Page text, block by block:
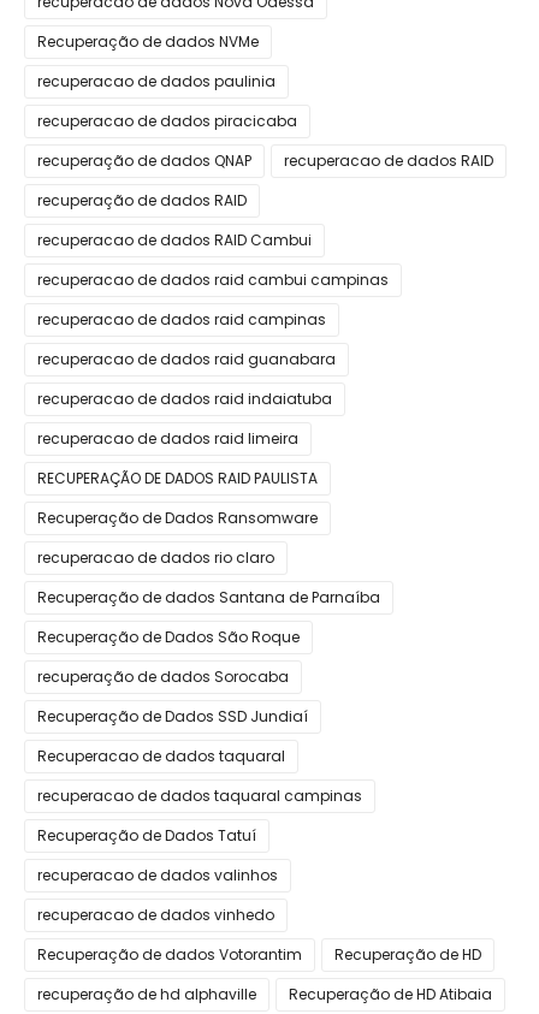
Recuperação de dados NVMe
recuperacao de dados paulinia
recuperacao de dados piracicaba
recuperação de dados QNAP
recuperacao de dados RAID
recuperação de dados RAID
recuperacao de dados RAID Cambui
recuperacao de dados raid cambui campinas
recuperacao de dados raid campinas
recuperacao de dados raid guanabara
recuperacao de dados raid indaiatuba
recuperacao de dados raid limeira
RECUPERAÇÃO DE DADOS RAID PAULISTA
Recuperação de Dados Ransomware
recuperacao de dados rio claro
Recuperação de dados Santana de Parnaíba
Recuperação de Dados São Roque
recuperação de dados Sorocaba
Recuperação de Dados SSD Jundiaí
Recuperacao de dados taquaral
recuperacao de dados taquaral campinas
Recuperação de Dados Tatuí
recuperacao de dados valinhos
recuperacao de dados vinhedo
Recuperação de dados Votorantim
Recuperação de HD
recuperação de hd alphaville
Recuperação de HD Atibaia